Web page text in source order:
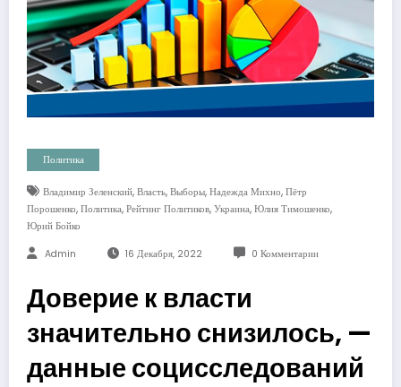
Политика
Владимир Зеленский, Власть, Выборы, Надежда Михно, Пётр
Порошенко, Политика, Рейтинг Политиков, Украина, Юлия Тимошенко,
Юрий Бойко
Admin 16 Декабря, 2022 0 Комментарии
Доверие к власти
значительно снизилось, —
данные социсследований